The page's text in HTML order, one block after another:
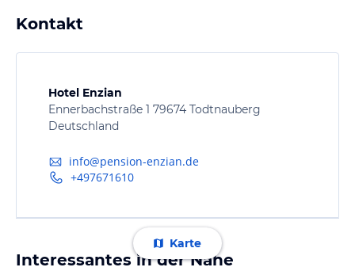
Kontakt
Hotel Enzian
Ennerbachstraße 1 79674 Todtnauberg
Deutschland
info@pension-enzian.de
+497671610
Karte
Interessantes in der Nähe